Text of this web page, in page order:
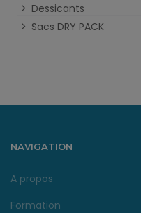
Dessicants
Sacs DRY PACK
NAVIGATION
A propos
Formation